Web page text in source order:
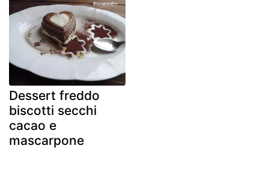
Dessert freddo
biscotti secchi
cacao e
mascarpone